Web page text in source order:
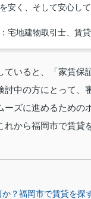
安く、そして安心し
宅地建物取引士、賃
ていると、「家賃保
討中の方にとって、
ーズに進めるため
れから福岡市で賃
か？福岡市で賃貸を探